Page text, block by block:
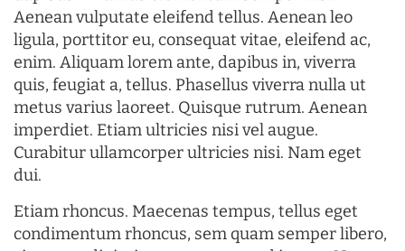
Aenean vulputate eleifend tellus. Aenean leo
ligula, porttitor eu, consequat vitae, eleifend ac,
enim. Aliquam lorem ante, dapibus in, viverra
quis, feugiat a, tellus. Phasellus viverra nulla ut
metus varius laoreet. Quisque rutrum. Aenean
imperdiet. Etiam ultricies nisi vel augue.
Curabitur ullamcorper ultricies nisi. Nam eget
dui.
Etiam rhoncus. Maecenas tempus, tellus eget
condimentum rhoncus, sem quam semper libero,